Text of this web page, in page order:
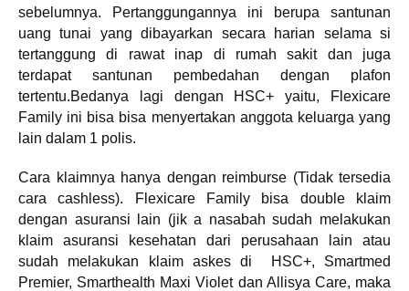
sebelumnya. Pertanggungannya ini berupa santunan
uang tunai yang dibayarkan secara harian selama si
tertanggung di rawat inap di rumah sakit dan juga
terdapat santunan pembedahan dengan plafon
tertentu.Bedanya lagi dengan HSC+ yaitu, Flexicare
Family ini bisa bisa menyertakan anggota keluarga yang
lain dalam 1 polis.
Cara klaimnya hanya dengan reimburse (Tidak tersedia
cara cashless). Flexicare Family bisa double klaim
dengan asuransi lain (jik a nasabah sudah melakukan
klaim asuransi kesehatan dari perusahaan lain atau
sudah melakukan klaim askes di HSC+, Smartmed
Premier, Smarthealth Maxi Violet dan Allisya Care, maka